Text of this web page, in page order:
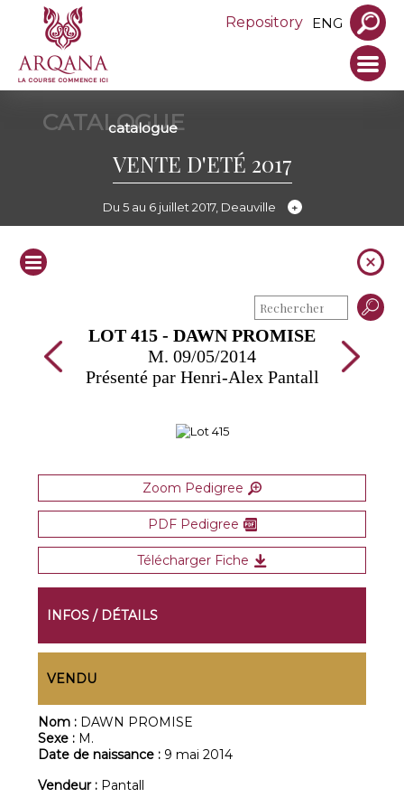
Repository ENG
CATALOGUE
catalogue
VENTE D'ETÉ 2017
Du 5 au 6 juillet 2017, Deauville
LOT 415 - DAWN PROMISE
M. 09/05/2014
Présenté par Henri-Alex Pantall
Zoom Pedigree
PDF Pedigree
Télécharger Fiche
INFOS / DÉTAILS
VENDU
Nom : DAWN PROMISE
Sexe : M.
Date de naissance : 9 mai 2014
Vendeur : Pantall